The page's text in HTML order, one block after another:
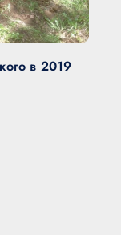
в 2019